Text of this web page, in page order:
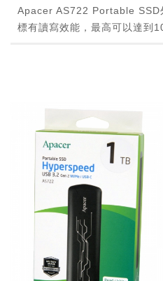
Apacer AS722 Portable SSD
標有讀寫效能，最高可以達到